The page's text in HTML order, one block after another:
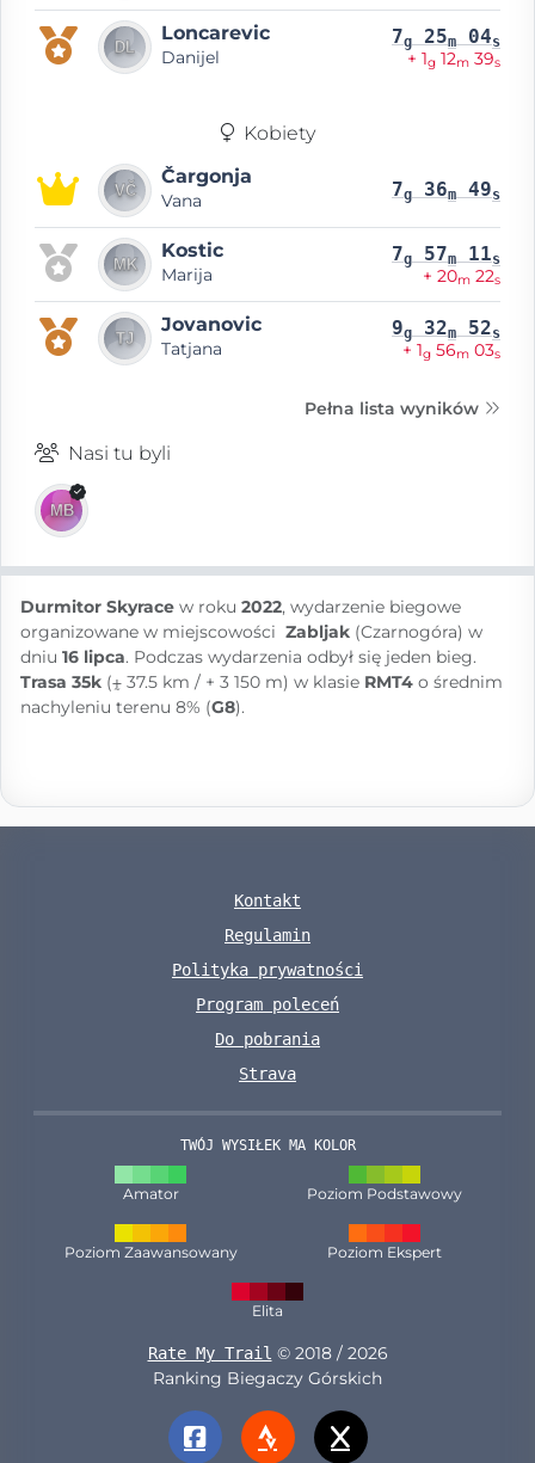
Loncarevic
Danijel
7g 25m 04s
+ 1g 12m 39s
Kobiety
Čargonja
Vana 7g 36m 49s
Kostic
Marija
7g 57m 11s
+ 20m 22s
Jovanovic
Tatjana
9g 32m 52s
+ 1g 56m 03s
Pełna lista wyników
Nasi tu byli
Durmitor Skyrace w roku 2022, wydarzenie biegowe
organizowane w miejscowości Zabljak (Czarnogóra) w
dniu 16 lipca. Podczas wydarzenia odbył się jeden bieg.
Trasa 35k (⨦ 37.5 km / + 3 150 m) w klasie RMT4 o średnim
nachyleniu terenu 8% (G8).
Kontakt
Regulamin
Polityka prywatności
Program poleceń
Do pobrania
Strava
TWÓJ WYSIŁEK MA KOLOR
Amator Poziom Podstawowy
Poziom Zaawansowany Poziom Ekspert
Elita
Rate My Trail © 2018 / 2026
Ranking Biegaczy Górskich